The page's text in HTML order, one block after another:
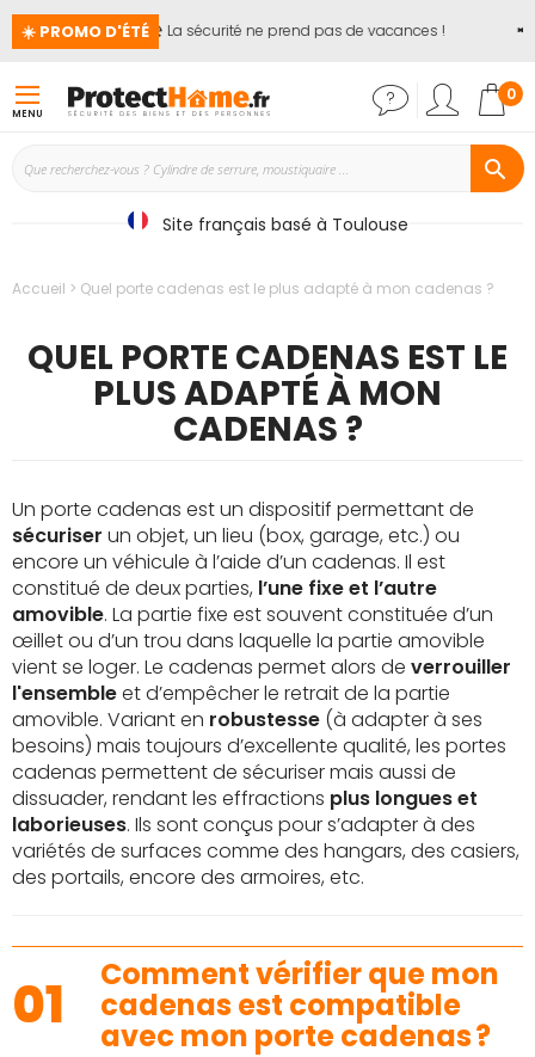
☀️ PROMO D'ÉTÉ🏖️ La sécurité ne prend pas de vacances ! 📢
MENU
0
Site français basé à Toulouse
Accueil Quel porte cadenas est le plus adapté à mon cadenas ?
QUEL PORTE CADENAS EST LE
PLUS ADAPTÉ À MON
CADENAS ?
Un porte cadenas est un dispositif permettant de
sécuriser un objet, un lieu (box, garage, etc.) ou
encore un véhicule à l’aide d’un cadenas. Il est
constitué de deux parties, l’une fixe et l’autre
amovible. La partie fixe est souvent constituée d’un
œillet ou d’un trou dans laquelle la partie amovible
vient se loger. Le cadenas permet alors de verrouiller
l'ensembleet d’empêcher le retrait de la partie
amovible. Variant en robustesse (à adapter à ses
besoins) mais toujours d’excellente qualité, les portes
cadenas permettent de sécuriser mais aussi de
dissuader, rendant les effractions plus longues et
laborieuses. Ils sont conçus pour s’adapter à des
variétés de surfaces comme des hangars, des casiers,
des portails, encore des armoires, etc.
01 Comment vérifier que mon
cadenas est compatible
avec mon porte cadenas ?